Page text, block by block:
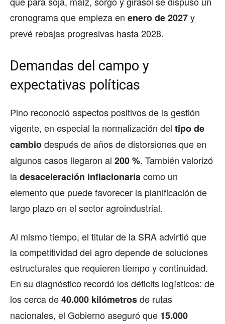
cronograma que empieza en enero de 2027y
prevé rebajas progresivas hasta 2028.
Demandas del campo y
expectativas políticas
Pino reconoció aspectos positivos de la gestión
vigente, en especial la normalización del tipo de
cambiodespués de años de distorsiones que en
algunos casos llegaron al 200 %. También valorizó
ladesaceleración inflacionariacomo un
elemento que puede favorecer la planificación de
largo plazo en el sector agroindustrial.
Al mismo tiempo, el titular de la SRA advirtió que
la competitividad del agro depende de soluciones
estructurales que requieren tiempo y continuidad.
En su diagnóstico recordó los déficits logísticos: de
los cerca de40.000 kilómetrosde rutas
nacionales, el Gobierno aseguró que 15.000